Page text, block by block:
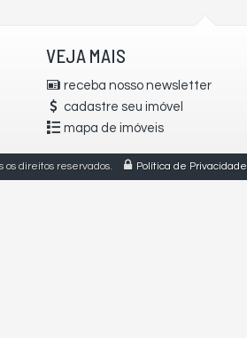
VEJA MAIS
receba nosso newsletter
cadastre seu imóvel
mapa de imóveis
os direitos reservados. Política de Privacidade